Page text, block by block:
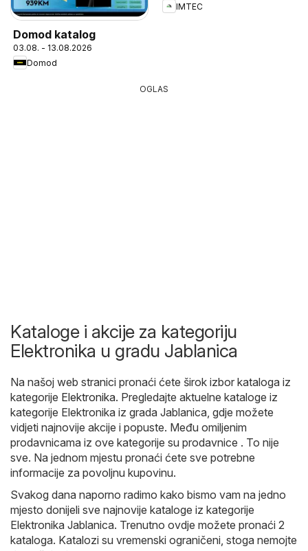
Domod katalog
03.08. - 13.08.2026
Domod
IMTEC
OGLAS
Kataloge i akcije za kategoriju
Elektronika u gradu Jablanica
Na našoj web stranici pronaći ćete širok izbor kataloga iz
kategorije Elektronika. Pregledajte aktuelne kataloge iz
kategorije Elektronika iz grada Jablanica, gdje možete
vidjeti najnovije akcije i popuste. Među omiljenim
prodavnicama iz ove kategorije su prodavnice . To nije
sve. Na jednom mjestu pronaći ćete sve potrebne
informacije za povoljnu kupovinu.
Svakog dana naporno radimo kako bismo vam na jedno
mjesto donijeli sve najnovije kataloge iz kategorije
Elektronika Jablanica. Trenutno ovdje možete pronaći 2
kataloga. Katalozi su vremenski ograničeni, stoga nemojte